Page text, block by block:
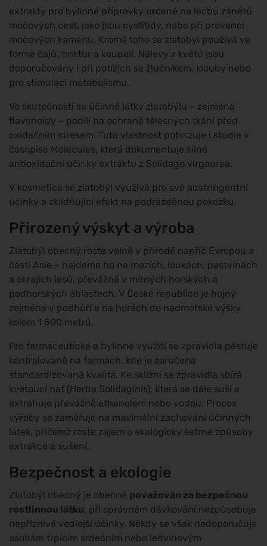
extrakty pro bylinné přípravky určené na léčbu zánětů
močových cest, jako jsou cystitidy, nebo při prevenci
močových kamenů. Kromě toho se zlatobýl používá ve
formě čajů, tinktur a koupelí. Nálevy z květů jsou
doporučovány i při potížích se žlučníkem, klouby nebo
pro stimulaci metabolismu.
Ve skutečnosti se účinné látky zlatobýlu – zejména
flavonoidy – podílí na ochraně tělesných tkání před
oxidačním stresem. Tuto vlastnost potvrzuje i studie v
časopise Molecules, která dokumentuje silné
antioxidační účinky extraktu z Solidago virgaurea.
V kosmetice se zlatobýl využívá pro své adstringentní
účinky a zklidňující efekt na podrážděnou pokožku.
Přirozený výskyt a výroba
Zlatobýl obecný roste volně v přírodě napříč Evropou a
částí Asie – najdeme ho na mezích, loukách, pastvinách
a okrajích lesů, převážně v mírných horských a
podhorských oblastech. V České republice je hojný
zejména v podhůří a na horách do nadmořské výšky
kolem 1 500 metrů.
Pro farmaceutické a bylinné využití se zpravidla pěstuje
kontrolovaně na farmách, kde je zaručena
standardizovaná kvalita. Ke sklizni se zpravidla sbírá
kvetoucí nať (Herba Solidaginis), která se dále suší a
extrahuje převážně ethanolem nebo vodou. Proces
výroby se zaměřuje na maximální zachování účinných
látek, přičemž roste zájem o ekologicky šetrné způsoby
extrakce a sušení.
Bezpečnost a ekologie
Zlatobýl obecný je obecně považován za bezpečnou
rostlinnou látku, při správném dávkování nezpůsobuje
nepříznivé vedlejší účinky. Někdy se však nedoporučuje
osobám trpícím srdečním nebo ledvinovým